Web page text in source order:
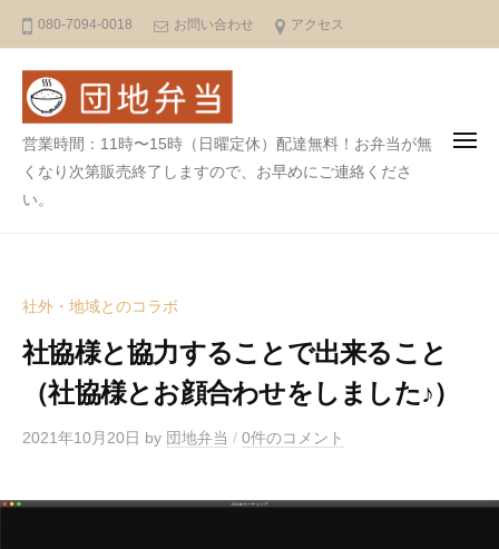
ン
080-7094-0018 お問い合わせ アクセス
団
地
弁
村
団
地
営業時間：11時〜15時（日曜定休）配達無料！お弁当が無
くなり次第販売終了しますので、お早めにご連絡くださ
い。
メ
社外・地域とのコラボ
社協様と協力することで出来ること
（社協様とお顔合わせをしました♪）
2021年10月20日 by 団地弁当 / 0件のコメント
地
弁
当
（
村